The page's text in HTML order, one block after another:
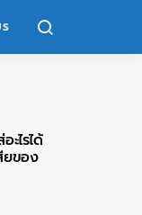
ะไรได้
ยของ